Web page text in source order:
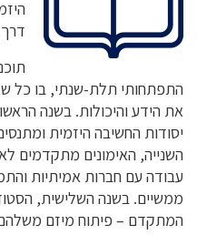
התפתחותי תלת-שנתי, בו כל
את הידע והיכולות. בשנה
יסודות החשיבה היזמית
השנייה, האימונים מתקדמים
עבודה עם חברות אמיתיות
ממשיים. בשנה השלישית,
המתקדם – פיתוח מיזם משלהם